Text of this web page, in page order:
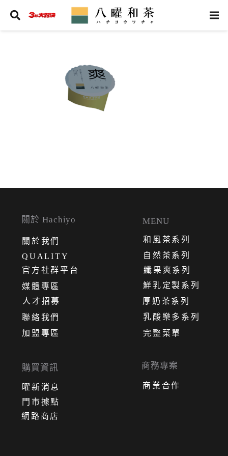
人才招募
關於 Hachiyo
關 於我們
QUALITY
官方社群平台
媒體專區
網路商店
門市據點
曜新消息
購買資訊
聯絡我們
加盟專區
商務專案
商業合作
乳酸樂多系列
厚奶茶系列
鮮乳定製系列
纖果爽系列
自然茶系列
和風茶系列
MENU
完整菜單